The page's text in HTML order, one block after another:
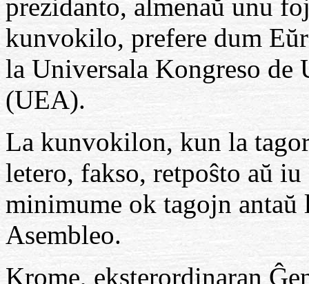
prezidanto, almenaŭ unu
kunvokilo, prefere dum
la Universala Kongreso de
(UEA).
La kunvokilon, kun la
letero, fakso, retpoŝto aŭ
minimume ok tagojn antaŭ
Asembleo.
Krome, eksterordinaran